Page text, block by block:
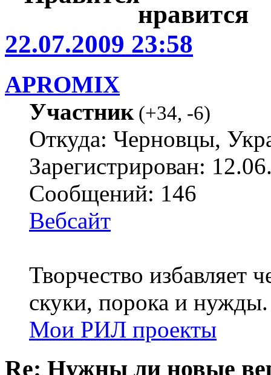
22.07.2009 23:58
APROMIX
Участник(+34, -6)
Откуда: Черновцы,
Зарегистрирован:
Сообщений: 146
Вебсайт
Творчество избавляет
скуки, порока и нужды.
Мои РИЛ проекты
Re: Нужны ли новые